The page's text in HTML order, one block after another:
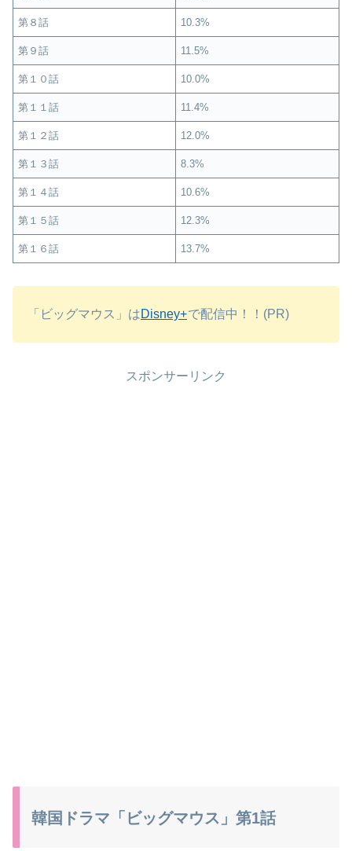
第８話 10.3%
第９話 11.5%
第１０話 10.0%
第１１話 11.4%
第１２話 12.0%
第１３話 8.3%
第１４話 10.6%
第１５話 12.3%
第１６話 13.7%
「ビッグマウス」はDisney+で配信中！！(PR)
スポンサーリンク
韓国ドラマ「ビッグマウス」第1話